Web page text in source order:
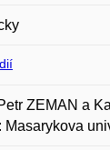
ZEMAN a